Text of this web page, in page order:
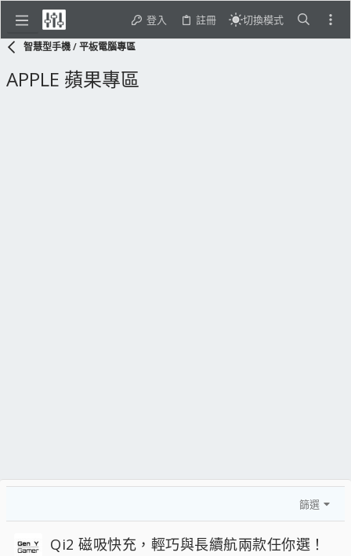
登入 註冊 切換模式
智慧型手機 / 平板電腦專區
APPLE 蘋果專區
篩選
Qi2 磁吸快充，輕巧與長續航兩款任你選！